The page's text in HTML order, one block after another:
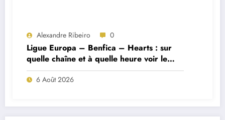
Alexandre Ribeiro 0
Ligue Europa – Benfica – Hearts : sur
quelle chaîne et à quelle heure voir le
match ?
6 Août 2026